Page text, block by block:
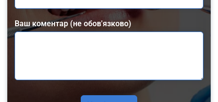
Ваш коментар (не обов'язково)